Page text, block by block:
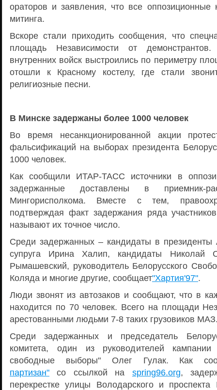
ораторов и заявления, что все оппозиционные
митинга.
Вскоре стали приходить сообщения, что
площадь Независимости от
внутренних войск выстроились по периметру
отошли к Красному костелу, где стали
религиозные песни.
В Минске задержаны более 1000 человек
Во время несанкционированной акции
фальсификаций на выборах президента
1000 человек.
Как сообщили ИТАР-ТАСС источники в
задержанные доставлены в приемник-
Мингорисполкома. Вместе с тем,
подтверждая факт задержания ряда
называют их точное число.
Среди задержанных – кандидаты в президенты
супруга Ирина Халип, кандидаты Николай
Рымашевский, руководитель Белорусского
Коляда и многие другие, сообщает"Хартия'97".
Люди звонят из автозаков и сообщают, что в
находится по 70 человек. Всего на площади
арестованными людьми 7-8 таких грузовиков
Среди задержанных и председатель
комитета, один из руководителей
свободные выборы" Олег Гулак. Как
партизан" со ссылкой на spring96.org,
перекрестке улицы Володарского и проспекта